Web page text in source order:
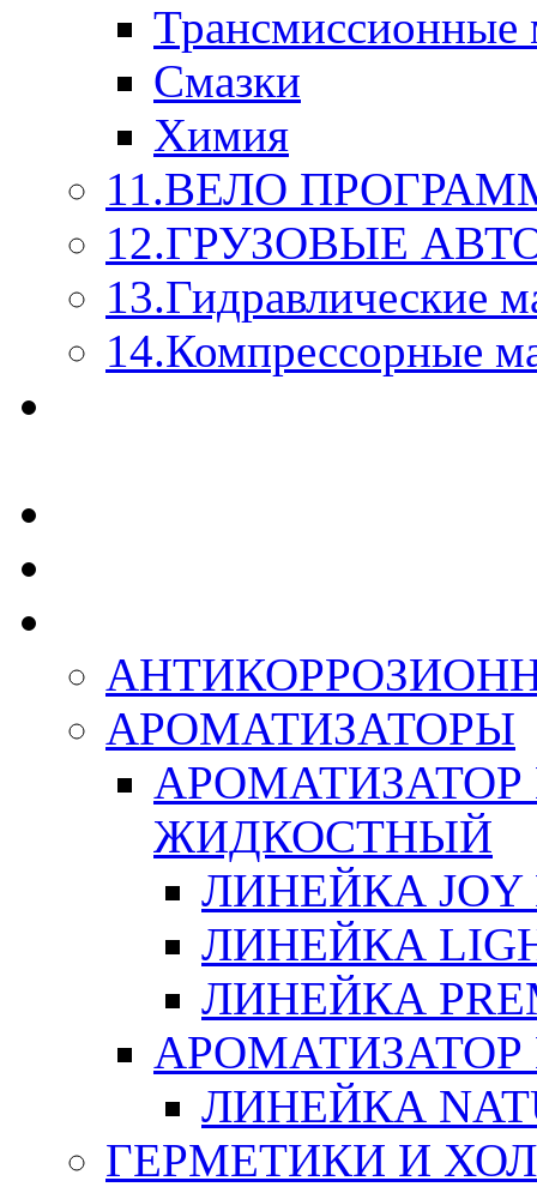
Трансмиссионные
Смазки
Химия
11.ВЕЛО
12.ГРУЗОВЫЕ
13.Гидравлические
14.Компрессорные
АРОМАТИЗАТОРЫ
ЖИДКОСТНЫЙ
ЛИНЕЙКА JOY
ЛИНЕЙКА
ЛИНЕЙКА
ЛИНЕЙКА
ГЕРМЕТИКИ И